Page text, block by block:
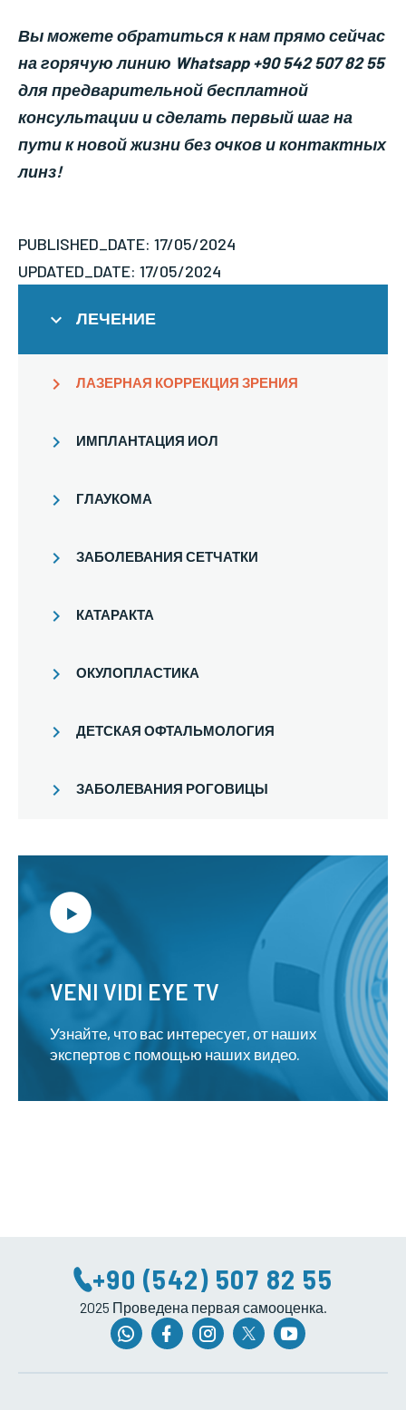
Вы можете обратиться к нам прямо сейчас
на горячую линию Whatsapp +90 542 507 82 55
для предварительной бесплатной
консультации и сделать первый шаг на
пути к новой жизни без очков и контактных
линз!
PUBLISHED_DATE: 17/05/2024
UPDATED_DATE: 17/05/2024
ЛЕЧЕНИЕ
ЛАЗЕРНАЯ КОРРЕКЦИЯ ЗРЕНИЯ
ИМПЛАНТАЦИЯ ИОЛ
ГЛАУКОМА
ЗАБОЛЕВАНИЯ СЕТЧАТКИ
КАТАРАКТА
ОКУЛОПЛАСТИКА
ДЕТСКАЯ ОФТАЛЬМОЛОГИЯ
ЗАБОЛЕВАНИЯ РОГОВИЦЫ
VENI VIDI EYE TV
Узнайте, что вас интересует, от наших
экспертов с помощью наших видео.
+90 (542) 507 82 55
2025 Проведена первая самооценка.